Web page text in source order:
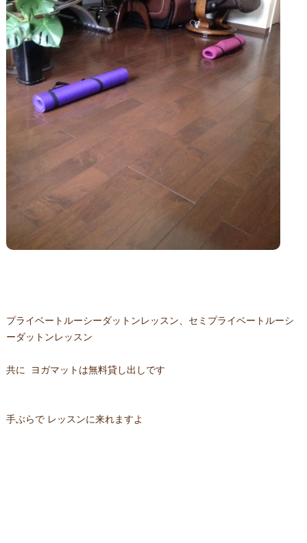
プライベートルーシーダットンレッスン、セミプライベートルーシ
ーダットンレッスン
共に ヨガマットは無料貸し出しです
手ぶらで レッスンに来れますよ